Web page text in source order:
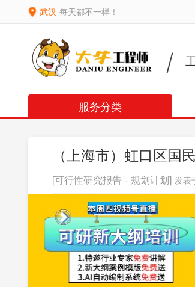
武汉 每天都不一样！
服务分类
（上海市）虹口区国
[可行性研究报告 - 规划计划] 发表